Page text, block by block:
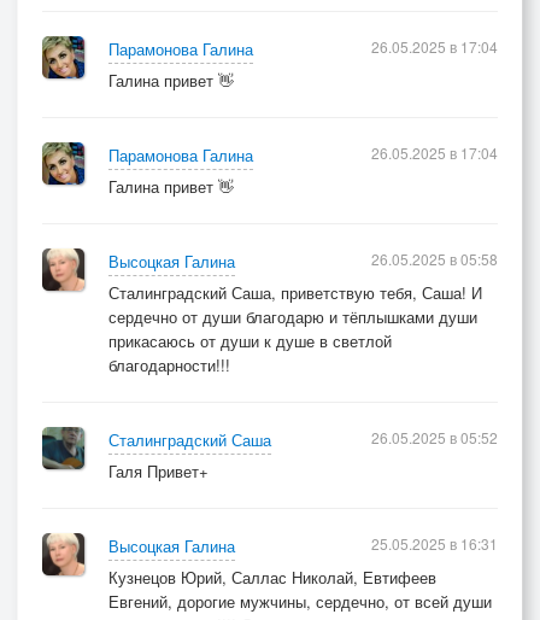
[end]
Парамонова Галина
Галина привет 👋
26.05.2025 в 17:04
Парамонова Галина
Галина привет 👋
26.05.2025 в 17:04
Высоцкая Галина
Сталинградский Саша, приветствую тебя, Саша! И
сердечно от души благодарю и тёплышками души
прикасаюсь от души к душе в светлой
благодарности!!!
26.05.2025 в 05:58
Сталинградский Саша
Галя Привет+
26.05.2025 в 05:52
Высоцкая Галина
Кузнецов Юрий, Саллас Николай, Евтифеев
Евгений, дорогие мужчины, сердечно, от всей души
25.05.2025 в 16:31